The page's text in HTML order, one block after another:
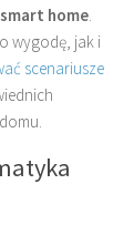
smart home.
wygodę, jak i
scenariusze